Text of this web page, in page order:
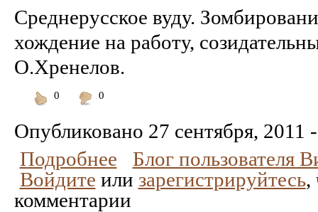
Среднерусское вуду.
хождение на работу,
О.Хренелов.
0
0
Опубликовано 27 сентября, 2011
Подробнее
Блог пользователя
Войдите или зарегистрируйтесь,
комментарии